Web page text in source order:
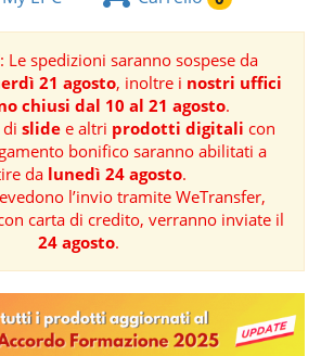
: Le spedizioni saranno sospese da
21 agosto, inoltre i nostri uffici
chiusi dal 10 al 21 agosto.
slidee altri prodotti digitali con
bonifico saranno abilitati a
da lunedì 24 agosto.
l’invio tramite WeTransfer,
carta di credito, verranno inviate il
24 agosto.